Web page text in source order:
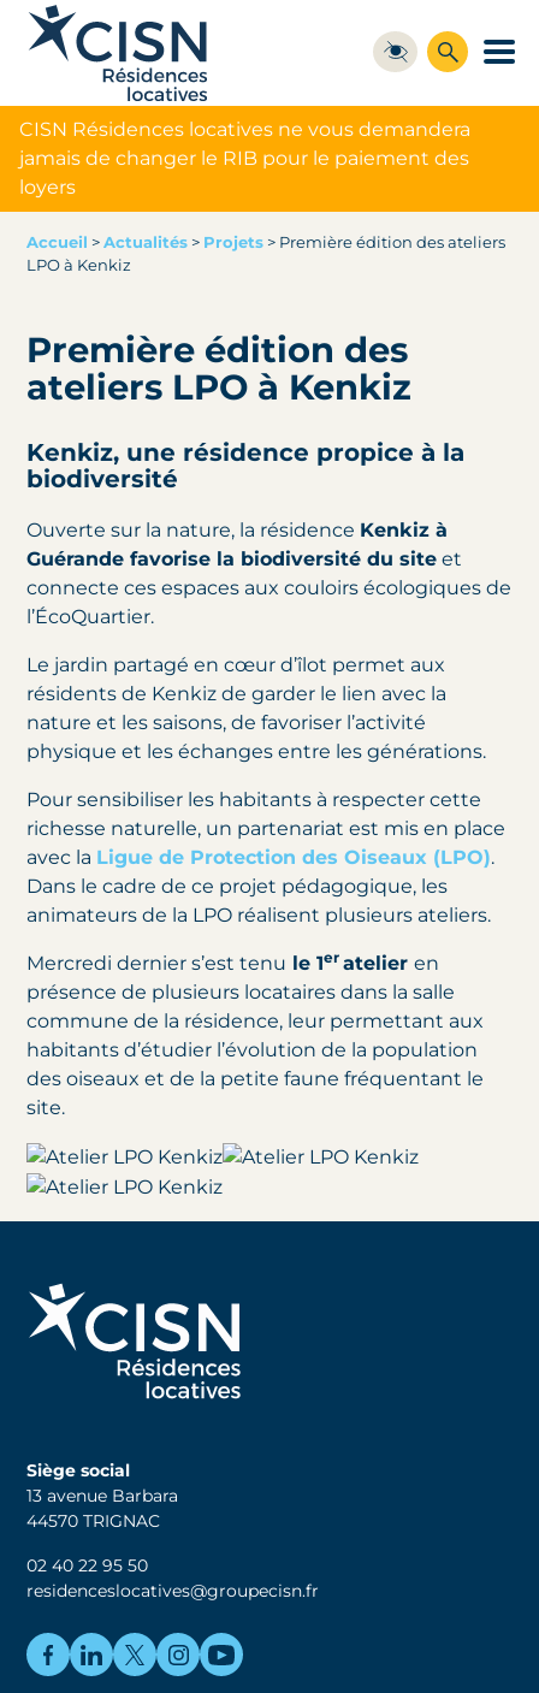
CISN Résidences locatives ne vous demandera
jamais de changer le RIB pour le paiement des
loyers
Accueil >Actualités > Projets > Première édition des ateliers
LPO à Kenkiz
Première édition des
ateliers LPO à Kenkiz
Kenkiz, une résidence propice à la
biodiversité
Ouverte sur la nature, la résidence Kenkiz à
Guérande favorise la biodiversité du site et
connecte ces espaces aux couloirs écologiques de
l’ÉcoQuartier.
Le jardin partagé en cœur d’îlot permet aux
résidents de Kenkiz de garder le lien avec la
nature et les saisons, de favoriser l’activité
physique et les échanges entre les générations.
Pour sensibiliser les habitants à respecter cette
richesse naturelle, un partenariat est mis en place
avec la Ligue de Protection des Oiseaux (LPO).
Dans le cadre de ce projet pédagogique, les
animateurs de la LPO réalisent plusieurs ateliers.
Mercredi dernier s’est tenu le 1er atelieren
présence de plusieurs locataires dans la salle
commune de la résidence, leur permettant aux
habitants d’étudier l’évolution de la population
des oiseaux et de la petite faune fréquentant le
site.
Siège social
13 avenue Barbara
44570 TRIGNAC
02 40 22 95 50
residenceslocatives@groupecisn.fr